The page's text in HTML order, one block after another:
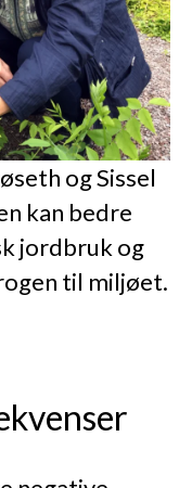
og Sissel
kan bedre
jordbruk og
til miljøet.